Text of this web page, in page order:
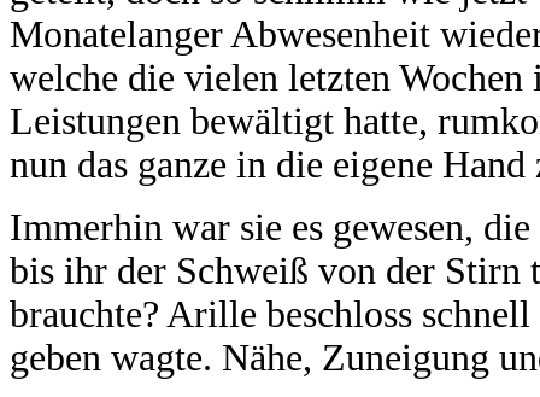
Monatelanger Abwesenheit
welche die vielen letzten
Leistungen bewältigt hatte,
nun das ganze in die eigene
Immerhin war sie es gewesen,
bis ihr der Schweiß von der
brauchte? Arille beschloss
geben wagte. Nähe, Zuneigung